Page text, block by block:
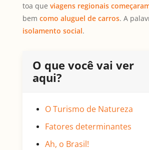
toa que viagens regionais
bem como aluguel de carros. A
isolamento social.
O que você vai ver
aqui?
O Turismo de Natureza
Fatores determinantes
Ah, o Brasil!